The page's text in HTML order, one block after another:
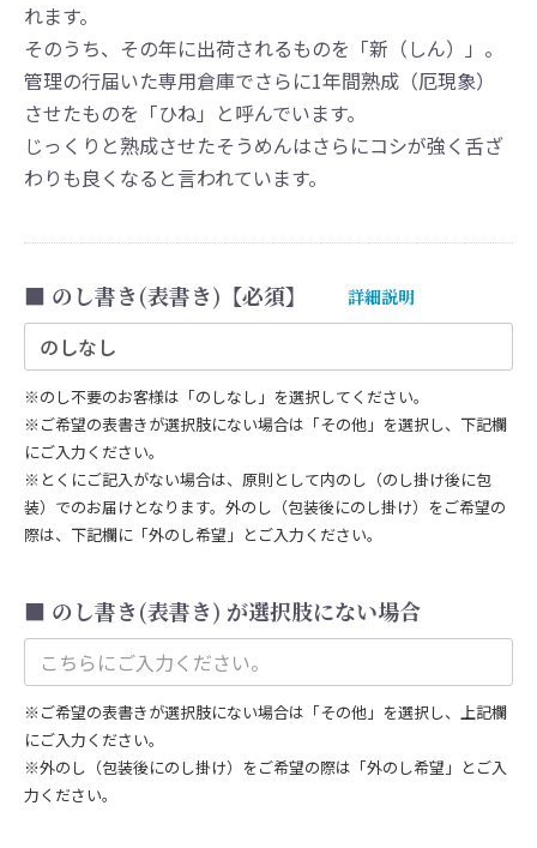
れます。
そのうち、その年に出荷されるものを「新（しん）」。
管理の⾏届いた専⽤倉庫でさらに1年間熟成（厄現象）
させたものを「ひね」と呼んでいます。
じっくりと熟成させたそうめんはさらにコシが強く⾆ざ
わりも良くなると⾔われています。
のし書き(表書き)【必須】 詳細説明
※のし不要のお客様は「のしなし」を選択してください。
※ご希望の表書きが選択肢にない場合は「その他」を選択し、下記欄
にご入力ください。
※とくにご記入がない場合は、原則として内のし（のし掛け後に包
装）でのお届けとなります。外のし（包装後にのし掛け）をご希望の
際は、下記欄に「外のし希望」とご入力ください。
のし書き(表書き) が選択肢にない場合
※ご希望の表書きが選択肢にない場合は「その他」を選択し、上記欄
にご入力ください。
※外のし（包装後にのし掛け）をご希望の際は「外のし希望」とご入
力ください。